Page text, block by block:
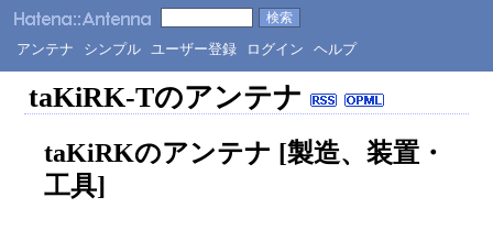
アンテナ シンプル ユーザー登録 ログイン ヘルプ
taKiRK-Tのアンテナ
taKiRKのアンテナ [製造、装置・
工具]